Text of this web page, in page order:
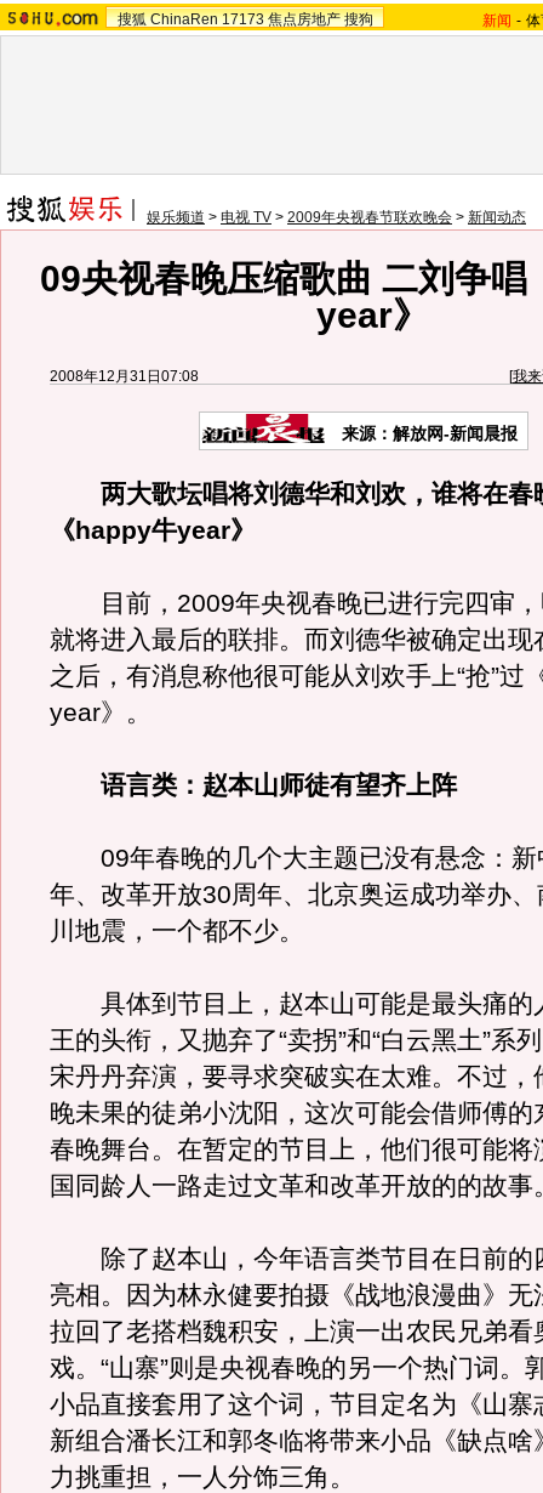
搜狐 ChinaRen 17173 焦点房地产 搜狗 新闻 -
娱乐频道 > 电视 TV > 2009年央视春节联欢晚会 > 新闻动态
09央视春晚压缩歌曲 二刘争
year》
2008年12月31日07:08 [我
来源：解放网-新闻晨报
两大歌坛唱将刘德华和刘欢，谁将在春
《happy牛year》
目前，2009年央视春晚已进行完四审，
就将进入最后的联排。而刘德华被确定出现
之后，有消息称他很可能从刘欢手上“抢”过
year》。
语言类：赵本山师徒有望齐上阵
09年春晚的几个大主题已没有悬念：新
年、改革开放30周年、北京奥运成功举办
川地震，一个都不少。
具体到节目上，赵本山可能是最头痛的
王的头衔，又抛弃了“卖拐”和“白云黑土”系
宋丹丹弃演，要寻求突破实在太难。不过，
晚未果的徒弟小沈阳，这次可能会借师傅的
春晚舞台。在暂定的节目上，他们很可能将
国同龄人一路走过文革和改革开放的的故事
除了赵本山，今年语言类节目在日前的
亮相。因为林永健要拍摄《战地浪漫曲》无
拉回了老搭档魏积安，上演一出农民兄弟看
戏。“山寨”则是央视春晚的另一个热门词。
小品直接套用了这个词，节目定名为《山寨
新组合潘长江和郭冬临将带来小品《缺点啥
力挑重担，一人分饰三角。